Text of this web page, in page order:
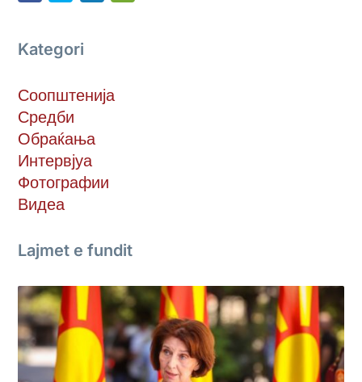
Kategori
Соопштенија
Средби
Обраќања
Интервјуа
Фотографии
Видеа
Lajmet e fundit